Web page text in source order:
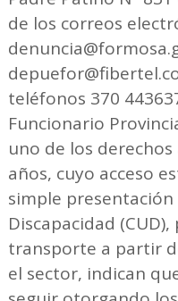
de los correos
teléfonos 370
Funcionario
uno de los
años, cuyo acceso
simple
Discapacidad
transporte a partir
el sector, indican